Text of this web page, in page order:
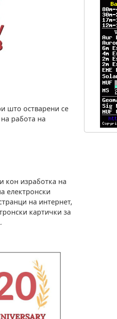
што остварени се
работа на
кон изработка на
електронски
на интернет,
картички за